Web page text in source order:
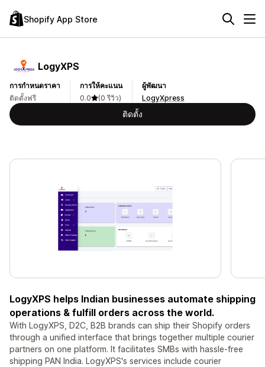
Shopify App Store
LogyXPS
การกำหนดราคา
ติดตั้งฟรี
การให้คะแนน
0.0
(0 รีวิว)
ผู้พัฒนา
LogyXpress
ติดตั้ง
LogyXPS helps Indian businesses automate shipping
operations & fulfill orders across the world.
With LogyXPS, D2C, B2B brands can ship their Shopify orders
through a unified interface that brings together multiple courier
partners on one platform. It facilitates SMBs with hassle-free
shipping PAN India. LogyXPS's services include courier